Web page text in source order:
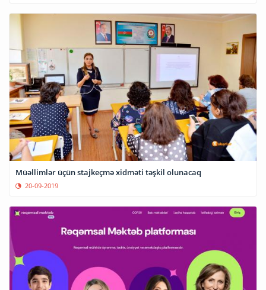
Müəllimlər üçün stajkeçmə xidməti təşkil olunacaq
20-09-2019